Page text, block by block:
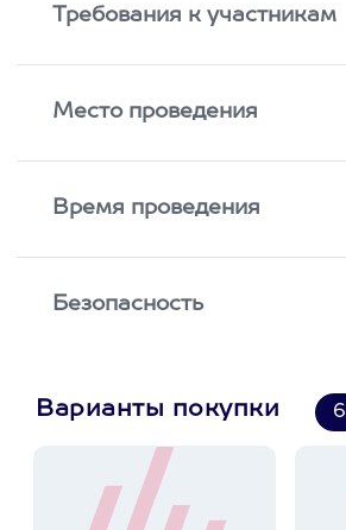
Требования к участникам
Место проведения
Время проведения
Безопасность
Варианты покупки 6